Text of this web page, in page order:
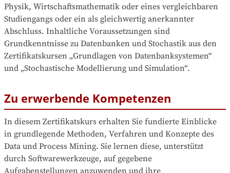
Physik, Wirtschaftsmathematik oder eines vergleichbaren
Studiengangs oder ein als gleichwertig anerkannter
Abschluss. Inhaltliche Voraussetzungen sind
Grundkenntnisse zu Datenbanken und Stochastik aus den
Zertifikatskursen „Grundlagen von Datenbanksystemen“
und „Stochastische Modellierung und Simulation“.
Zu erwerbende Kompetenzen
In diesem Zertifikatskurs erhalten Sie fundierte Einblicke
in grundlegende Methoden, Verfahren und Konzepte des
Data und Process Mining. Sie lernen diese, unterstützt
durch Softwarewerkzeuge, auf gegebene